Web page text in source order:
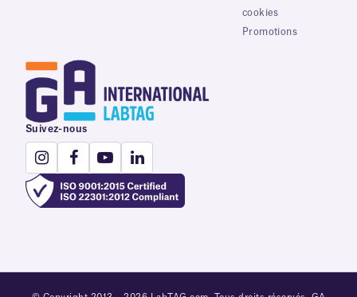
cookies
Promotions
Suivez-nous